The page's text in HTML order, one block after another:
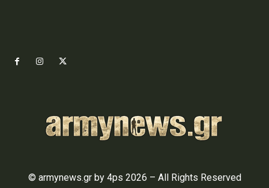
© armynews.gr by 4ps 2026 – All Rights Reserved